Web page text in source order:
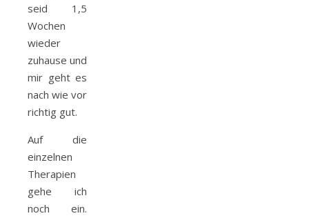
seid 1,5
Wochen
wieder
zuhause und
mir geht es
nach wie vor
richtig gut.
Auf die
einzelnen
Therapien
gehe ich
noch ein.